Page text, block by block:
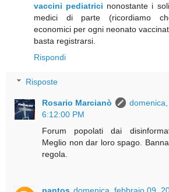
vaccini pediatrici nonostante i
medici di parte (ricordiamo
economici per ogni neonato
basta registrarsi.
Rispondi
Risposte
Rosario Marcianò
6:12:00 PM
Forum popolati dai
Meglio non dar loro spago.
regola.